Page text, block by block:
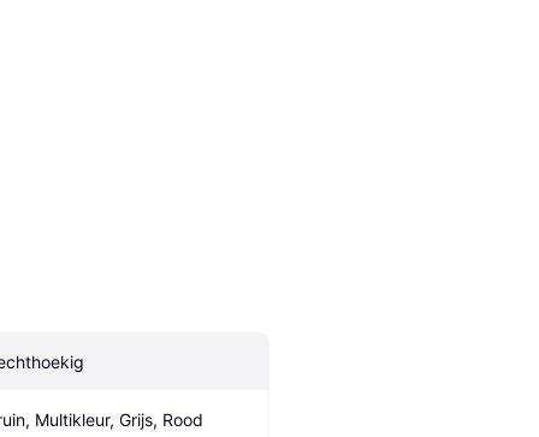
Multikleur, Grijs, Rood